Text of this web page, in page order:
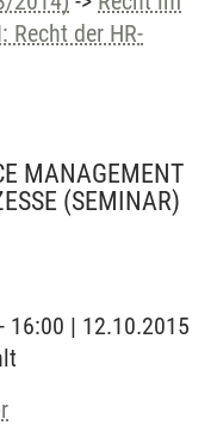
Recht der HR-
MANAGEMENT
(SEMINAR)
16:00 | 12.10.2015